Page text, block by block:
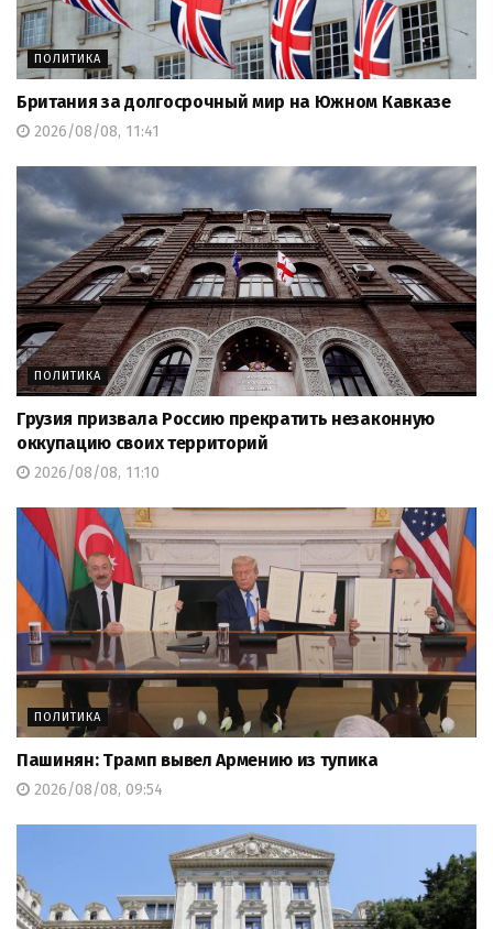
ПОЛИТИКА
Британия за долгосрочный мир на Южном Кавказе
2026/08/08, 11:41
ПОЛИТИКА
Грузия призвала Россию прекратить незаконную
оккупацию своих территорий
2026/08/08, 11:10
ПОЛИТИКА
Пашинян: Трамп вывел Армению из тупика
2026/08/08, 09:54